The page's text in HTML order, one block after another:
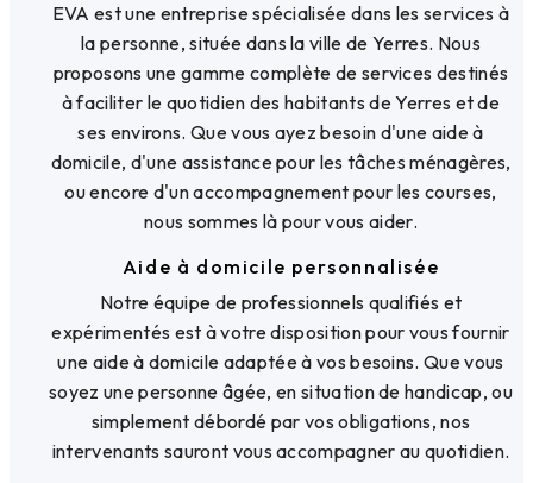
EVA est une entreprise spécialisée dans les services à
la personne, située dans la ville de Yerres. Nous
proposons une gamme complète de services destinés
à faciliter le quotidien des habitants de Yerres et de
ses environs. Que vous ayez besoin d'une aide à
domicile, d'une assistance pour les tâches ménagères,
ou encore d'un accompagnement pour les courses,
nous sommes là pour vous aider.
Aide à domicile personnalisée
Notre équipe de professionnels qualifiés et
expérimentés est à votre disposition pour vous fournir
une aide à domicile adaptée à vos besoins. Que vous
soyez une personne âgée, en situation de handicap, ou
simplement débordé par vos obligations, nos
intervenants sauront vous accompagner au quotidien.